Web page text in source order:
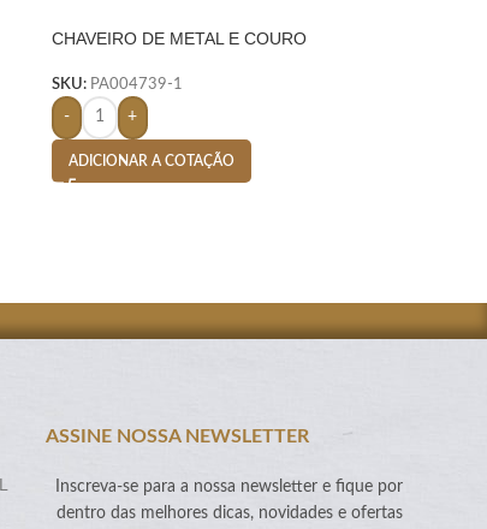
CHAVEIRO DE METAL E COURO
SKU: PA004739-1
- +
ADICIONAR A COTAÇÃO
ASSINE NOSSA NEWSLETTER
Inscreva-se para a nossa newsletter e fique por
dentro das melhores dicas, novidades e ofertas